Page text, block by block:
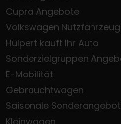
Cupra Angebote
Volkswagen
Hülpert kauft Ihr Auto
Sonderzielgruppen
E-Mobilität
Gebrauchtwagen
Saisonale
Kleinwagen
Termin online
Zum
Werkstatttermin-